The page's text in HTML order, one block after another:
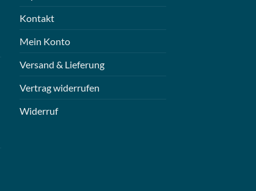
Kontakt
Mein Konto
Versand & Lieferung
Vertrag widerrufen
Widerruf